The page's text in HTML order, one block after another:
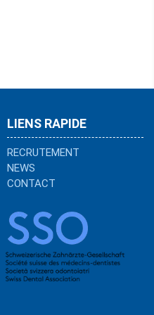
LIENS RAPIDE
RECRUTEMENT
NEWS
CONTACT